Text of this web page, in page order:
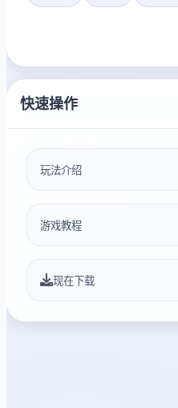
快速操作
玩法介绍
游戏教程
现在下载